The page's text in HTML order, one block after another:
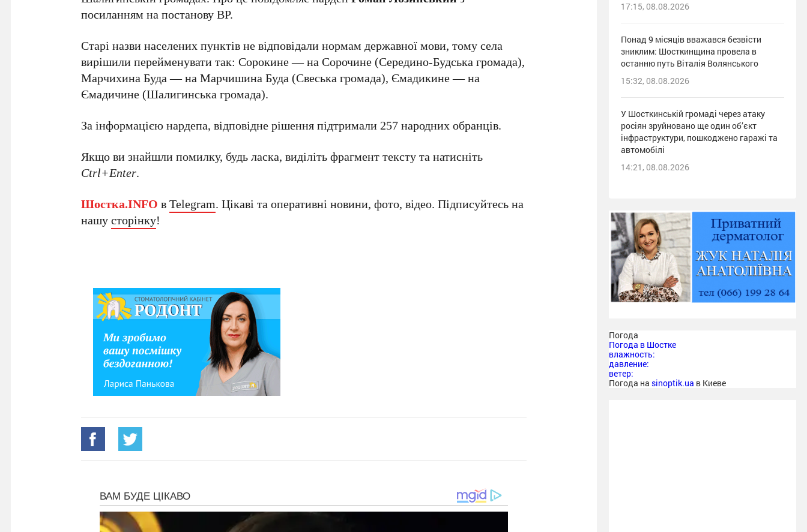
посиланням на постанову ВР.
Старі назви населених пунктів не відповідали нормам державної мови, тому села
вирішили перейменувати так: Сорокине — на Сорочине (Середино-Будська громада),
Марчихина Буда — на Марчишина Буда (Свеська громада), Ємадикине — на
Ємадичине (Шалигинська громада).
За інформацією нардепа, відповідне рішення підтримали 257 народних обранців.
Якщо ви знайшли помилку, будь ласка, виділіть фрагмент тексту та натисніть
Ctrl+Enter.
Шостка.INFO вTelegram. Цікаві та оперативні новини, фото, відео. Підписуйтесь на
нашусторінку!
17:15, 08.08.2026
Понад 9 місяців вважався безвісти
зниклим: Шосткинщина провела в
останню путь Віталія Волянського
15:32, 08.08.2026
У Шосткинській громаді через атаку
росіян зруйновано ще один об’єкт
інфраструктури, пошкоджено гаражі та
автомобілі
14:21, 08.08.2026
Погода
Погода в Шостке
влажность:
давление:
ветер:
Погода на sinoptik.ua в Киеве